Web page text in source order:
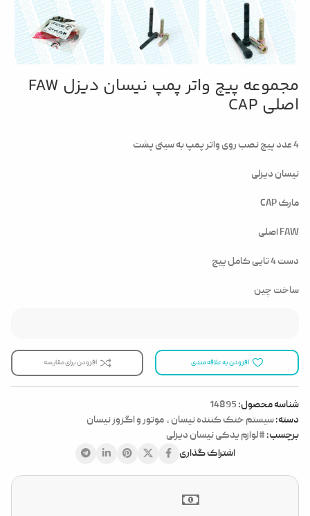
مجموعه پیچ واتر پمپ نیسان دیزل FAW
اصلی CAP
4 عدد پیچ نصب روی واتر پمپ به سینی پشت
نیسان دیزلی
مارک CAP
FAW اصلی
دست 4 تایی کامل پیچ
ساخت چین
افزودن به علاقه مندی افزودن برای مقایسه
شناسه محصول:14895
دسته:سیستم خنک کننده نیسان , موتور و اگزوز نیسان
برچسب:#لوازم یدکی نیسان دیزلی
اشتراک گذاری